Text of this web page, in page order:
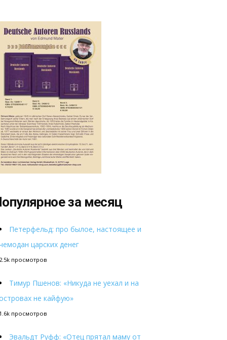
за месяц
Петерфельд: про былое, настоящее и
царских денег
просмотров
Тимур Пшенов: «Никуда не уехал и на
не кайфую»
просмотров
Эвальдт Руфф: «Отец прятал маму от